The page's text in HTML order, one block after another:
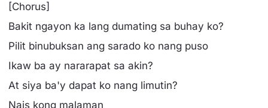
[Chorus]
Bakit ngayon ka lang dumating sa buhay ko?
Pilit binubuksan ang sarado ko nang puso
Ikaw ba ay nararapat sa akin?
At siya ba'y dapat ko nang limutin?
Nais kong malaman